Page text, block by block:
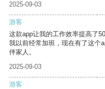
2025-09-03
游客
这款app让我的工作效率提高了
我以前经常加班，现在有了这个
伴家人。
2025-09-03
游客